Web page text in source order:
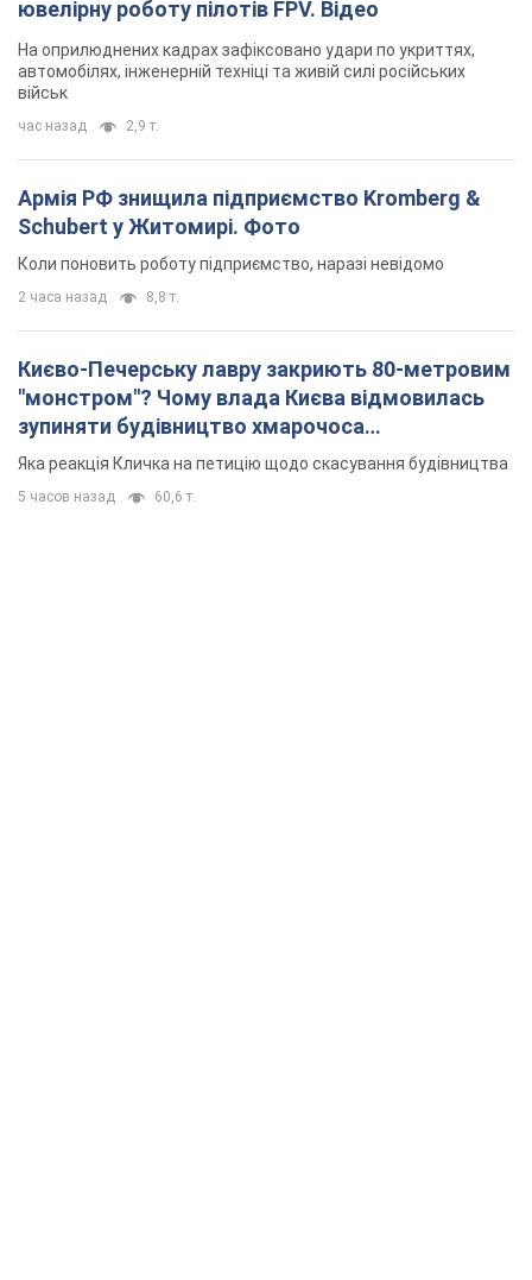
ювелірну роботу пілотів FPV. Відео
На оприлюднених кадрах зафіксовано удари по укриттях,
автомобілях, інженерній техніці та живій силі російських
військ
час назад 2,9 т.
Армія РФ знищила підприємство Kromberg &
Schubert у Житомирі. Фото
Коли поновить роботу підприємство, наразі невідомо
2 часа назад 8,8 т.
Києво-Печерську лавру закриють 80-метровим
"монстром"? Чому влада Києва відмовилась
зупиняти будівництво хмарочоса
"московського вірянина"
Яка реакція Кличка на петицію щодо скасування будівництва
5 часов назад 60,6 т.